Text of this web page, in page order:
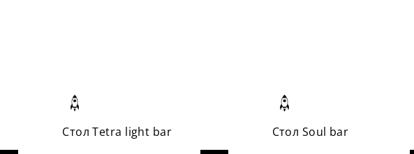
Стол Tetra light bar Стол Soul bar